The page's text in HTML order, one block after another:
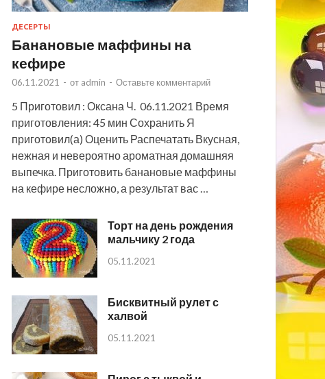
ДЕСЕРТЫ
Банановые маффины на
кефире
06.11.2021 - от admin - Оставьте комментарий
5 Приготовил : Оксана Ч. 06.11.2021 Время
приготовления: 45 мин Сохранить Я
приготовил(а) Оценить Распечатать Вкусная,
нежная и невероятно ароматная домашняя
выпечка. Приготовить банановые маффины
на кефире несложно, а результат вас …
Торт на день рождения
мальчику 2 года
05.11.2021
Бисквитный рулет с
халвой
05.11.2021